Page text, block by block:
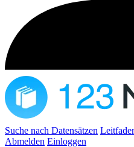
Suche nach Datensätzen
Abmelden Einloggen